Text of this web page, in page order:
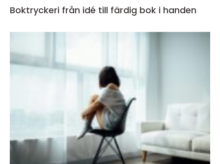
Boktryckeri från idé till färdig bok i handen